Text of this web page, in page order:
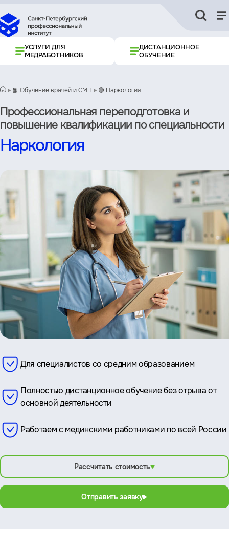
УСЛУГИ ДЛЯ
МЕДРАБОТНИКОВ
ДИСТАНЦИОННОЕ
ОБУЧЕНИЕ
📙 Обучение врачей и СМП 🟢 Наркология
Профессиональная переподготовка и
повышение квалификации по специальности
Наркология
Для специалистов со средним образованием
Полностью дистанционное обучение без отрыва от
основной деятельности
Работаем с мединскими работниками по всей России
Рассчитать стоимость
Отправить заявку